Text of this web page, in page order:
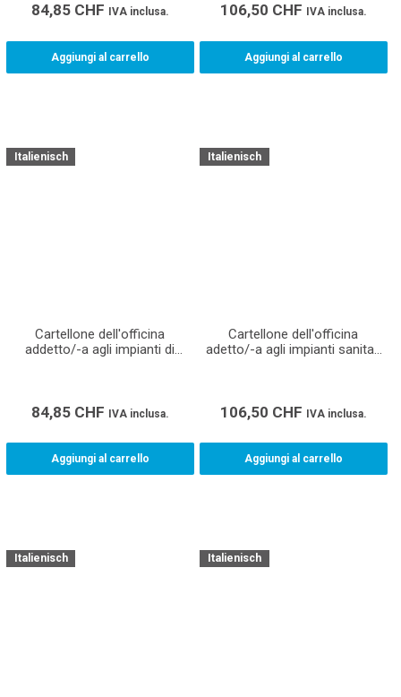
84,85 CHF IVA inclusa.
Aggiungi al carrello
106,50 CHF IVA inclusa.
Aggiungi al carrello
Italienisch
Cartellone dell'officina
addetto/-a agli impianti di
84,85 CHF IVA inclusa.
Aggiungi al carrello
Italienisch
Cartellone dell'officina
adetto/-a agli impianti sanitari
106,50 CHF IVA inclusa.
Aggiungi al carrello
Italienisch Italienisch